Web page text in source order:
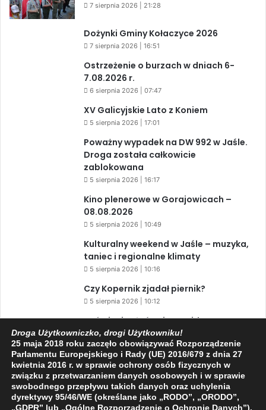
7 sierpnia 2026 | 21:28
Dożynki Gminy Kołaczyce 2026
7 sierpnia 2026 | 16:51
Ostrzeżenie o burzach w dniach 6-
7.08.2026 r.
6 sierpnia 2026 | 07:47
XV Galicyjskie Lato z Koniem
5 sierpnia 2026 | 17:01
Poważny wypadek na DW 992 w Jaśle.
Droga została całkowicie
zablokowana
5 sierpnia 2026 | 16:17
Kino plenerowe w Gorajowicach –
08.08.2026
5 sierpnia 2026 | 10:49
Kulturalny weekend w Jaśle – muzyka,
taniec i regionalne klimaty
5 sierpnia 2026 | 10:16
Czy Kopernik zjadał piernik?
5 sierpnia 2026 | 10:12
Zaćmienie Słońca i Perseidy. Dwa
niesamowite zjawiska astronomiczne
w ciągu jednego dnia!
3 sierpnia 2026 | 15:39
Droga Użytkowniczko, drogi Użytkowniku!
25 maja 2018 roku zaczęło obowiązywać Rozporządzenie
Parlamentu Europejskiego i Rady (UE) 2016/679 z dnia 27
kwietnia 2016 r. w sprawie ochrony osób fizycznych w
związku z przetwarzaniem danych osobowych i w sprawie
swobodnego przepływu takich danych oraz uchylenia
dyrektywy 95/46/WE (określane jako „RODO”, „ORODO”,
„GDPR” lub „Ogólne Rozporządzenie o Ochronie Danych”).